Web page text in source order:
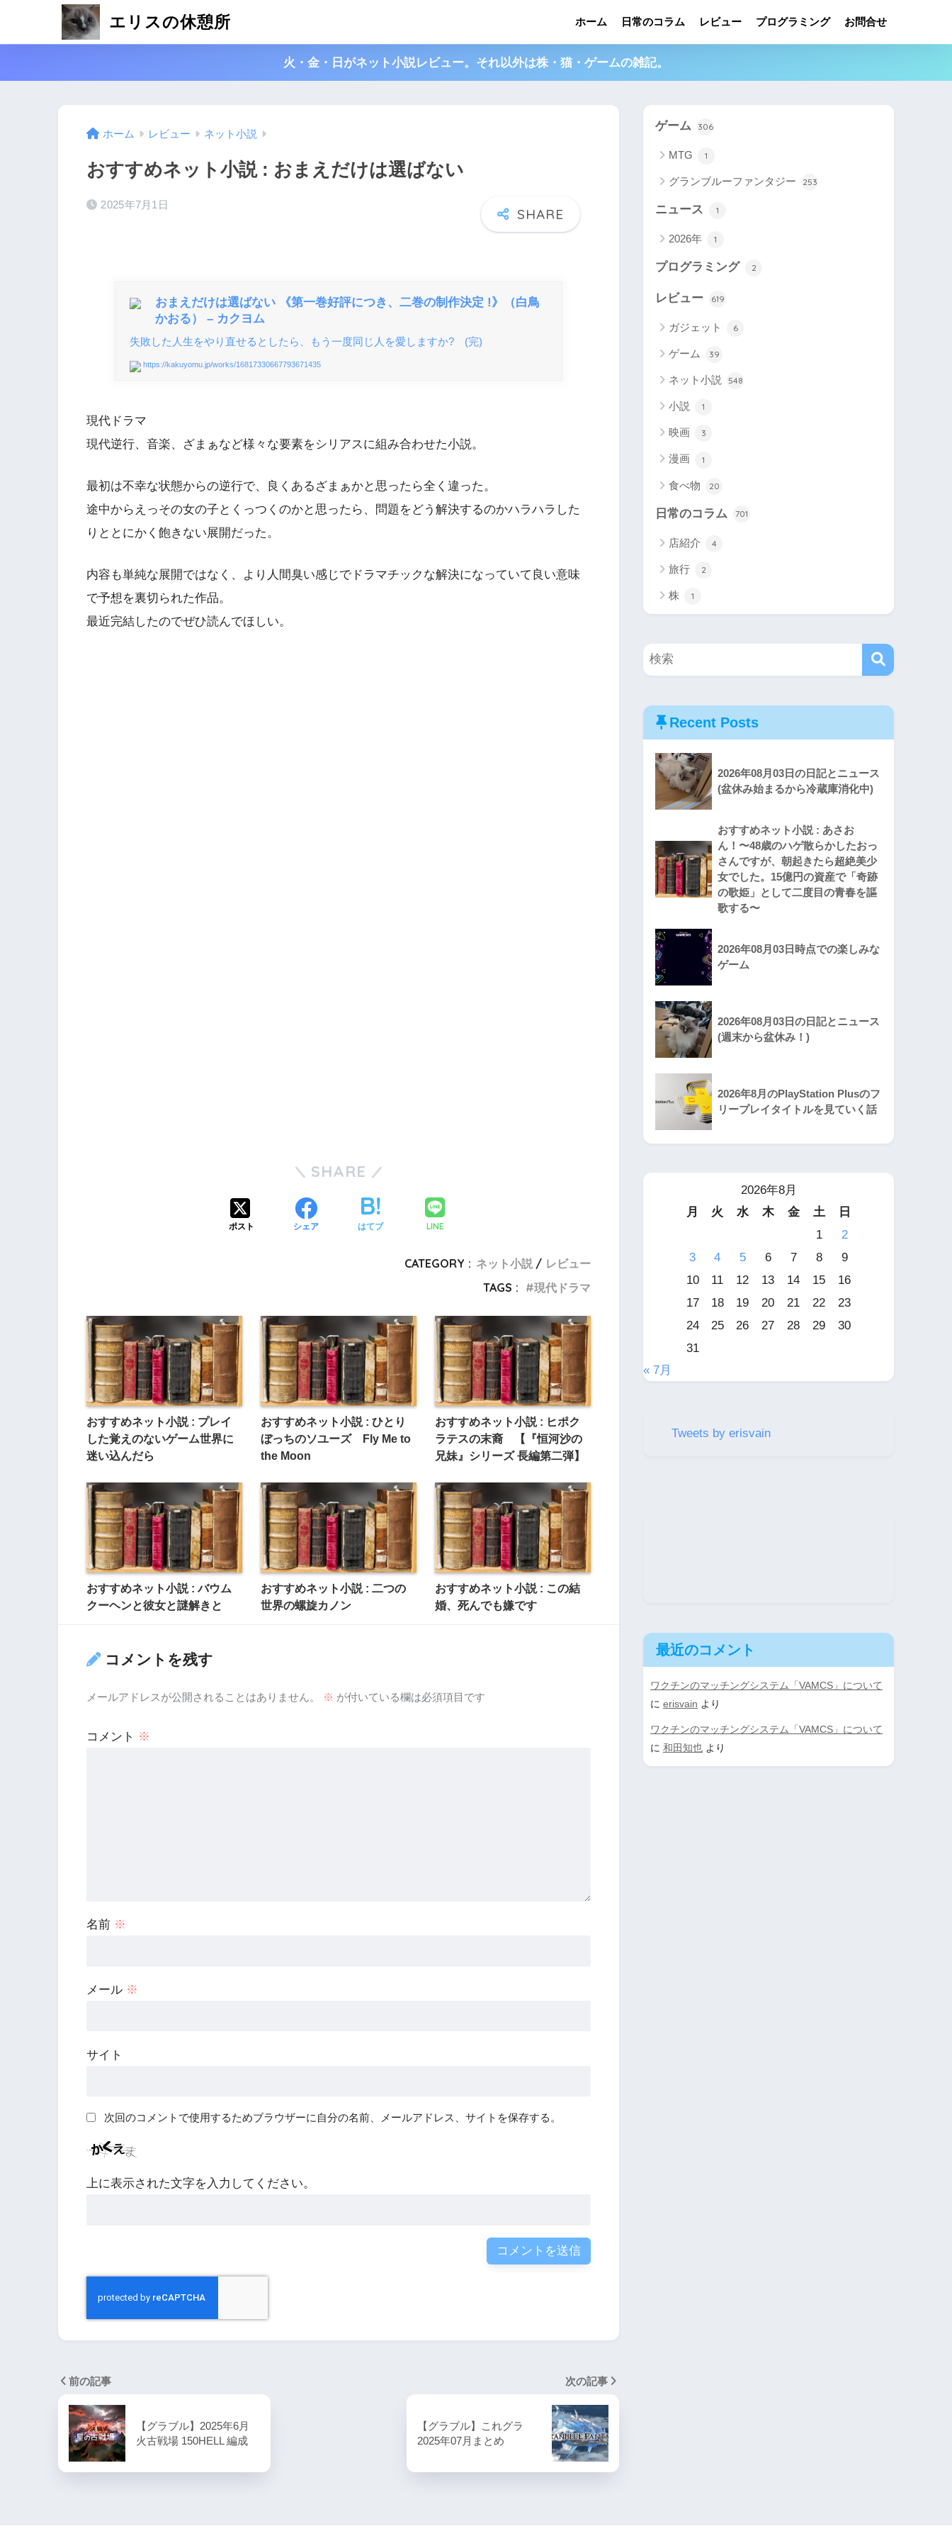
エリスの休憩所 ホーム 日常のコラム レビュー プログラミング お問合せ
火・金・日がネット小説レビュー。それ以外は株・猫・ゲームの雑記。
ホーム レビュー ネット小説
おすすめネット小説 : おまえだけは選ばない
2025年7月1日
おまえだけは選ばない 《第一巻好評につき、二巻の制作決定 !》（白鳥
かおる） – カクヨム
失敗した人生をやり直せるとしたら、もう一度同じ人を愛しますか? (完)
https://kakuyomu.jp/works/16817330667793671435
現代ドラマ
現代逆行、音楽、ざまぁなど様々な要素をシリアスに組み合わせた小説。
最初は不幸な状態からの逆行で、良くあるざまぁかと思ったら全く違った。
途中からえっその女の子とくっつくのかと思ったら、問題をどう解決するのかハラハラした
りととにかく飽きない展開だった。
内容も単純な展開ではなく、より人間臭い感じでドラマチックな解決になっていて良い意味
で予想を裏切られた作品。
最近完結したのでぜひ読んでほしい。
SHARE
ポスト シェア はてブ LINE
CATEGORY : ネット小説
レビュー
TAGS :
現代ドラマ
おすすめネット小説 : プレイ
した覚えのないゲーム世界に
迷い込んだら
おすすめネット小説 : ひとり
ぼっちのソユーズ Fly Me to
the Moon
おすすめネット小説 : ヒポク
ラテスの末裔 【『恒河沙の
兄妹』シリーズ 長編第二弾】
おすすめネット小説 : バウム
クーヘンと彼女と謎解きと
おすすめネット小説 : 二つの
世界の螺旋カノン
おすすめネット小説 : この結
婚、死んでも嫌です
コメントを残す
メールアドレスが公開されることはありません。 ※ が付いている欄は必須項目です
コメント ※
名前 ※
メール ※
サイト
次回のコメントで使用するためブラウザーに自分の名前、メールアドレス、サイトを保存する。
上に表示された文字を入力してください。
前の記事
【グラブル】2025年6月
火古戦場 150HELL 編成
次の記事
【グラブル】これグラ
2025年07月まとめ
ゲーム 306
MTG 1
グランブルーファンタジー 253
ニュース 1
2026年 1
プログラミング 2
レビュー 619
ガジェット 6
ゲーム 39
ネット小説 548
小説 1
映画 3
漫画 1
食べ物 20
日常のコラム 701
店紹介 4
旅行 2
株 1
Recent Posts
2026年08月03日の日記とニュース
(盆休み始まるから冷蔵庫消化中)
おすすめネット小説 : あさお
ん！〜48歳のハゲ散らかしたおっ
さんですが、朝起きたら超絶美少
女でした。15億円の資産で「奇跡
の歌姫」として二度目の青春を謳
歌する〜
2026年08月03日時点での楽しみな
ゲーム
2026年08月03日の日記とニュース
(週末から盆休み！)
2026年8月のPlayStation Plusのフ
リープレイタイトルを見ていく話
2026年8月
月
火 水 木 金 土
日
1
2
3
4 5 6 7 8
9
10
11 12 13 14 15
16
17
18 19 20 21 22
23
24
25 26 27 28 29
30
31
« 7月
Tweets by erisvain
最近のコメント
ワクチンのマッチングシステム「VAMCS」について
に erisvain より
ワクチンのマッチングシステム「VAMCS」について
に 和田知也 より